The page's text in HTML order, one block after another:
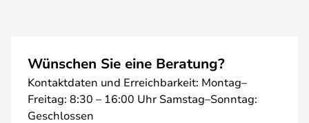
Wünschen Sie eine Beratung?
Kontaktdaten und Erreichbarkeit: Montag–
Freitag: 8:30 – 16:00 Uhr Samstag–Sonntag:
Geschlossen